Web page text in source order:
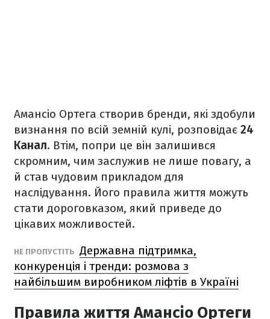
Амансіо Ортега створив бренди, які здобули
визнання по всій земній кулі, розповідає 24
Канал. Втім, попри це він залишився
скромним, чим заслужив не лише повагу, а
й став чудовим прикладом для
наслідування. Його правила життя можуть
стати дороговказом, який приведе до
цікавих можливостей.
НЕ ПРОПУСТІТЬ Державна підтримка,
конкуренція і тренди: розмова з
найбільшим виробником ліфтів в Україні
Правила життя Амансіо Ортеги